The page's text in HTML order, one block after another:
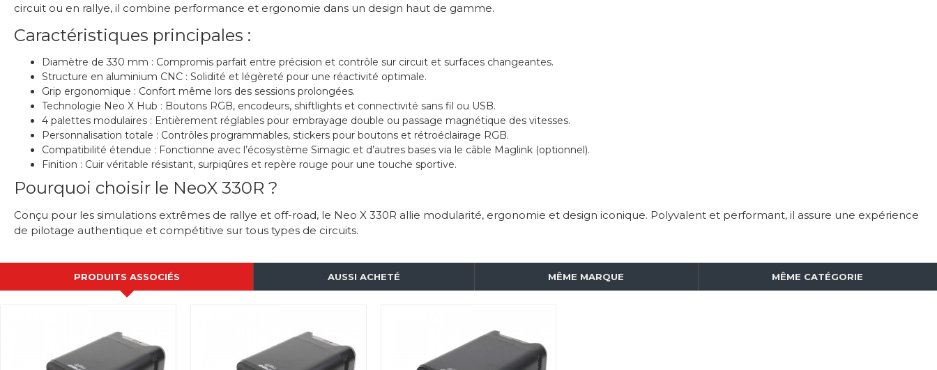
circuit ou en rallye, il combine performance et ergonomie dans un design haut de gamme.
Caractéristiques principales :
Diamètre de 330 mm : Compromis parfait entre précision et contrôle sur circuit et surfaces changeantes.
Structure en aluminium CNC : Solidité et légèreté pour une réactivité optimale.
Grip ergonomique : Confort même lors des sessions prolongées.
Technologie Neo X Hub : Boutons RGB, encodeurs, shiftlights et connectivité sans fil ou USB.
4 palettes modulaires : Entièrement réglables pour embrayage double ou passage magnétique des vitesses.
Personnalisation totale : Contrôles programmables, stickers pour boutons et rétroéclairage RGB.
Compatibilité étendue : Fonctionne avec l’écosystème Simagic et d’autres bases via le câble Maglink (optionnel).
Finition : Cuir véritable résistant, surpiqûres et repère rouge pour une touche sportive.
Pourquoi choisir le NeoX 330R ?
Conçu pour les simulations extrêmes de rallye et off-road, le Neo X 330R allie modularité, ergonomie et design iconique. Polyvalent et performant, il assure une expérience
de pilotage authentique et compétitive sur tous types de circuits.
PRODUITS ASSOCIÉS AUSSI ACHETÉ MÊME MARQUE MÊME CATÉGORIE